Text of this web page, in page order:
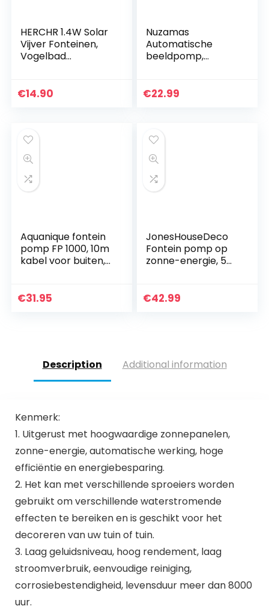
HERCHR 1.4W Solar
Vijver Fonteinen,
Vogelbad
Buitenshuis Tuin
€14.90
Nuzamas
Automatische
beeldpomp,
voor camper,
€22.99
Aquanique fontein
pomp FP 1000, 10m
kabel voor buiten,
waterspelen
€31.95
JonesHouseDeco
Fontein pomp op
zonne-energie, 5
energie,
terras en
€42.99
Description Additional information
Kenmerk:
1. Uitgerust met hoogwaardige zonnepanelen,
zonne-energie, automatische werking, hoge
efficiëntie en energiebesparing.
2. Het kan met verschillende sproeiers worden
gebruikt om verschillende waterstromende
effecten te bereiken en is geschikt voor het
decoreren van uw tuin of tuin.
3. Laag geluidsniveau, hoog rendement, laag
stroomverbruik, eenvoudige reiniging,
corrosiebestendigheid, levensduur meer dan 8000
uur.